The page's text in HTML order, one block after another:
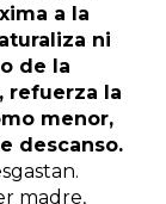
a la
ni
de la
refuerza la
menor,
descanso.
madre,